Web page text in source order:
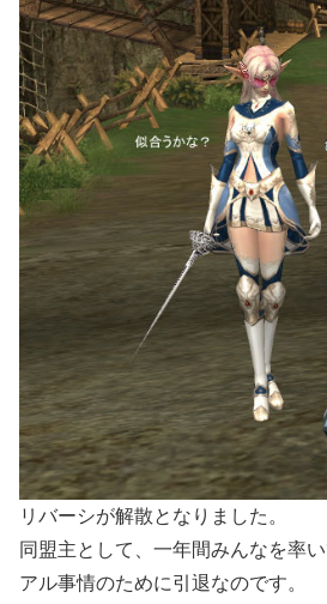
リバーシが解散となりました。
同盟主として、一年間みんなを率
アル事情のために引退なのです。